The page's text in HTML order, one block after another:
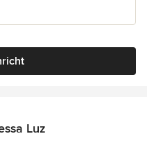
Luz
5 Sternen